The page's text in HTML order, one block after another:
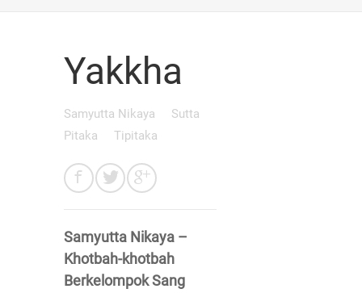
Yakkha
Samyutta Nikaya
Sutta
Pitaka
Tipitaka
Samyutta Nikaya –
Khotbah-khotbah
Berkelompok Sang